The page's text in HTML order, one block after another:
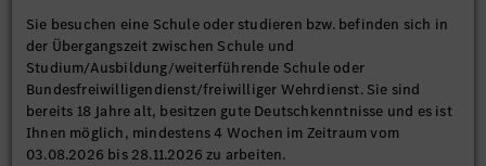
Sie besuchen eine Schule oder studieren bzw. befinden sich in
der Übergangszeit zwischen Schule und
Studium/Ausbildung/weiterführende Schule oder
Bundesfreiwilligendienst/freiwilliger Wehrdienst. Sie sind
bereits 18 Jahre alt, besitzen gute Deutschkenntnisse und es ist
Ihnen möglich, mindestens 4 Wochen im Zeitraum vom
03.08.2026 bis 28.11.2026 zu arbeiten.